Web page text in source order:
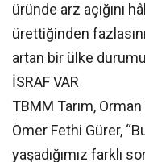
üründe arz açığını
ürettiğinden fazlasını
artan bir ülke
İSRAF VAR
TBMM Tarım,
Ömer Fethi Gürer,
yaşadığımız farklı